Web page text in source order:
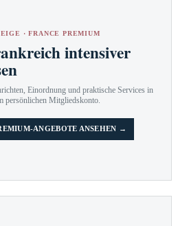
· FRANCE PREMIUM
intensiver
Einordnung und praktische Services in
persönlichen Mitgliedskonto.
ANGEBOTE ANSEHEN →